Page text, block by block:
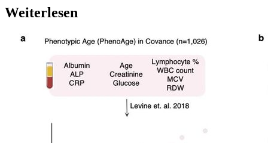
Weiterlesen